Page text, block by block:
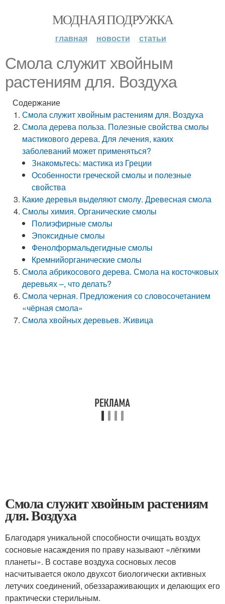
МОДНАЯ ПОДРУЖКА
главная новости статьи
Смола служит хвойным
растениям для. Воздуха
Содержание
Смола служит хвойным растениям для. Воздуха
Смола дерева польза. Полезные свойства смолы
мастикового дерева. Для лечения, каких
заболеваний может применяться?
Знакомьтесь: мастика из Греции
Особенности греческой смолы и полезные
свойства
Какие деревья выделяют смолу. Древесная смола
Смолы химия. Органические смолы
Полиэфирные смолы
Эпоксидные смолы
Фенолформальдегидные смолы
Кремнийорганические смолы
Смола абрикосового дерева. Смола на косточковых
деревьях –, что делать?
Смола черная. Предложения со словосочетанием
«чёрная смола»
Смола хвойных деревьев. Живица
Смола служит хвойным растениям
для. Воздуха
Благодаря уникальной способности очищать воздух
сосновые насаждения по праву называют «лёгкими
планеты». В составе воздуха сосновых лесов
насчитывается около двухсот биологически активных
летучих соединений, обеззараживающих и делающих его
практически стерильным.